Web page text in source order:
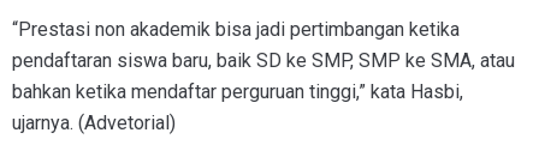
“Prestasi non akademik bisa jadi pertimbangan ketika
pendaftaran siswa baru, baik SD ke SMP, SMP ke SMA, atau
bahkan ketika mendaftar perguruan tinggi,” kata Hasbi,
ujarnya. (Advetorial)